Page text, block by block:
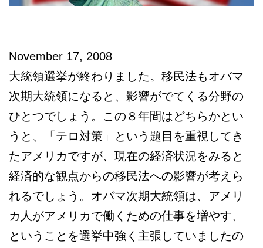
November 17, 2008
大統領選挙が終わりました。移民法もオバマ
次期大統領になると、影響がでてくる分野の
ひとつでしょう。この８年間はどちらかとい
うと、「テロ対策」という題目を重視してき
たアメリカですが、現在の経済状況をみると
経済的な観点からの移民法への影響が考えら
れるでしょう。オバマ次期大統領は、アメリ
カ人がアメリカで働くための仕事を増やす、
ということを選挙中強く主張していましたの